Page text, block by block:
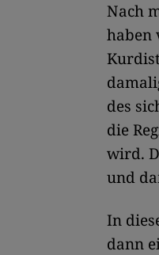
Nach
haben
des
die
wird.
und
In
dann